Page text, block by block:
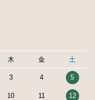
木 金 土
3 4 5
10 11 12